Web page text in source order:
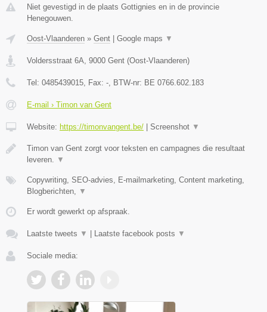
Niet gevestigd in de plaats Gottignies en in de provincie
Henegouwen.
Oost-Vlaanderen » Gent Google maps ▼
Voldersstraat 6A 9000 Gent (Oost-Vlaanderen)
Tel: 0485439015 , Fax: - , BTW-nr: BE 0766.602.183
E-mail › Timon van Gent
Website: https://timonvangent.be/ Screenshot ▼
Timon van Gent zorgt voor teksten en campagnes die resultaat
leveren.
▼
Copywriting, SEO-advies, E-mailmarketing, Content marketing,
Blogberichten,
▼
Er wordt gewerkt op afspraak.
Laatste tweets ▼ Laatste facebook posts ▼
Sociale media: